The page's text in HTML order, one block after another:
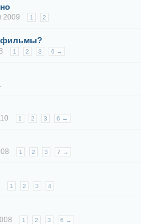
2009 1 2
фильмы?
1 2 3 6 →
1 2 3 6 →
1 2 3 7 →
1 2 3 4
1 2 3 6 →